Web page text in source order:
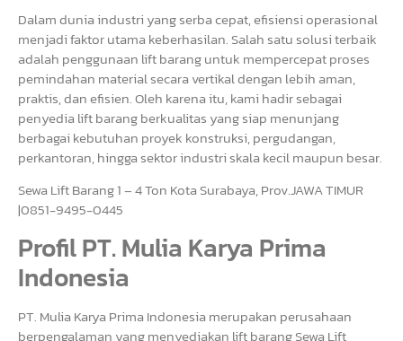
Dalam dunia industri yang serba cepat, efisiensi operasional
menjadi faktor utama keberhasilan. Salah satu solusi terbaik
adalah penggunaan lift barang untuk mempercepat proses
pemindahan material secara vertikal dengan lebih aman,
praktis, dan efisien. Oleh karena itu, kami hadir sebagai
penyedia lift barang berkualitas yang siap menunjang
berbagai kebutuhan proyek konstruksi, pergudangan,
perkantoran, hingga sektor industri skala kecil maupun besar.
Sewa Lift Barang 1 – 4 Ton Kota Surabaya, Prov.JAWA TIMUR
|0851-9495-0445
Profil PT. Mulia Karya Prima
Indonesia
PT. Mulia Karya Prima Indonesia merupakan perusahaan
berpengalaman yang menyediakan lift barang Sewa Lift